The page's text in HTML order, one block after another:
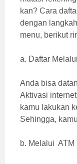
kan? Cara
dengan
menu, berikut
a. Daftar
Anda bisa
Aktivasi
kamu lakukan
Sehingga,
b. Melalui ATM